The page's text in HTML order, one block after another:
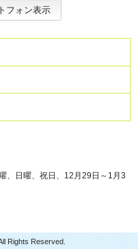
フォン表示
、日曜、祝日、12月29日～1月3
Rights Reserved.